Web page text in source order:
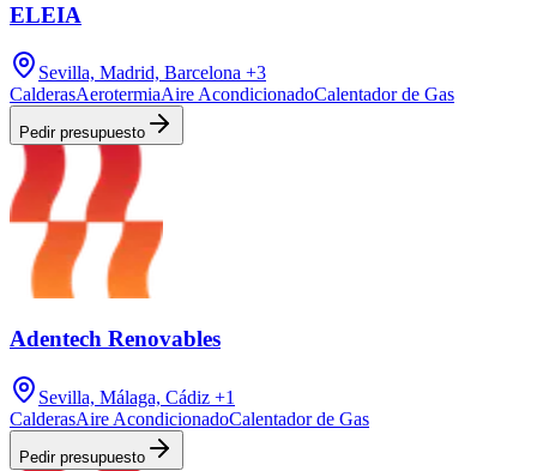
ELEIA
Sevilla, Madrid, Barcelona +3
CalderasAerotermiaAire AcondicionadoCalentador de Gas
Pedir presupuesto
Adentech Renovables
Sevilla, Málaga, Cádiz +1
CalderasAire AcondicionadoCalentador de Gas
Pedir presupuesto